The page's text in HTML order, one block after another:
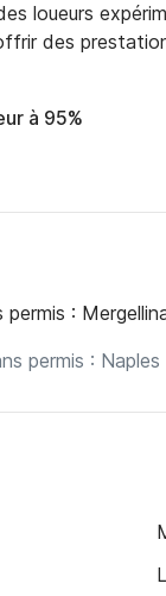
loueurs
des
à 95%
permis :